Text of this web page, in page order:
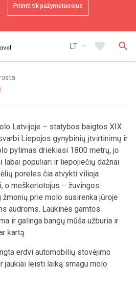
Priimti tik pažymėtuosius
LT arrow_drop_down favorite search
Latvijoje – statybos baigtos XIX
Liepojos gynybinių įtvirtinimų ir
pylimas driekiasi 1800 metrų, jo
labai populiari ir liepojiečių dažnai
poreles čia atvykti vilioja
o meškeriotojus – žuvingos
žmonių prie molo susirenka jūroje
audroms. Laukinės gamtos
ir galinga bangų mūša užburia ir
kartą.
erdvi automobilių stovėjimo
jaukiai leisti laiką smagu molo